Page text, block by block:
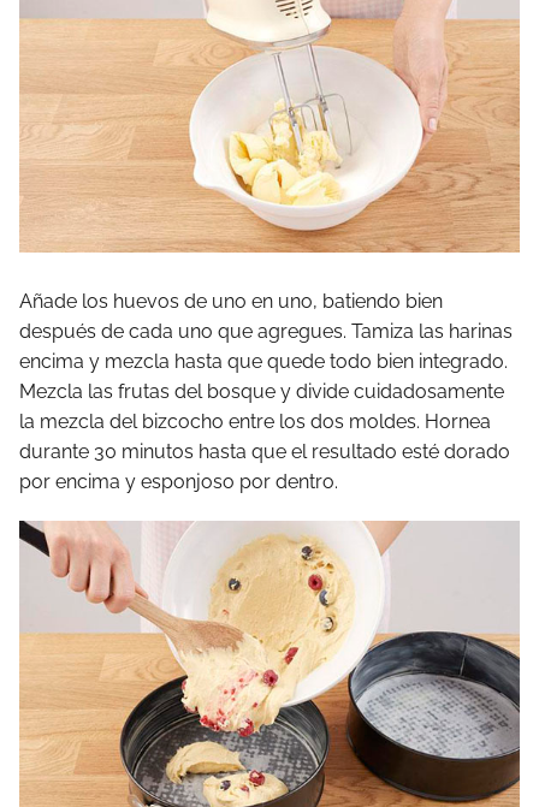
Añade los huevos de uno en uno, batiendo bien
después de cada uno que agregues. Tamiza las harinas
encima y mezcla hasta que quede todo bien integrado.
Mezcla las frutas del bosque y divide cuidadosamente
la mezcla del bizcocho entre los dos moldes. Hornea
durante 30 minutos hasta que el resultado esté dorado
por encima y esponjoso por dentro.